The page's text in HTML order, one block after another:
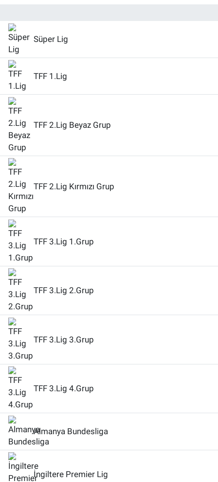
Süper Lig
TFF 1.Lig
TFF 2.Lig Beyaz Grup
TFF 2.Lig Kırmızı Grup
TFF 3.Lig 1.Grup
TFF 3.Lig 2.Grup
TFF 3.Lig 3.Grup
TFF 3.Lig 4.Grup
Almanya Bundesliga
İngiltere Premier Lig